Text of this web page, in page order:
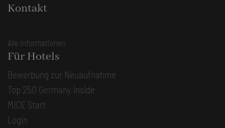
Kontakt
Alle Informationen
Für Hotels
Bewerbung zur Neuaufnahme
Top 250 Germany Inside
MICE Start
Login